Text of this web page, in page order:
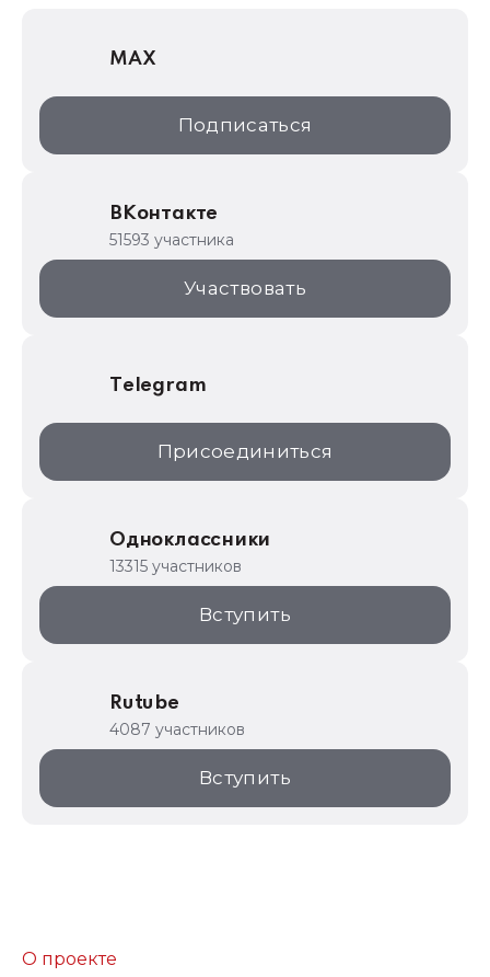
1С:Дистрибьюция
1С:Образование
ИТС.1C.ru
1С:Торговая площадка
MAX
Подписаться
ВКонтакте
51593 участника
Участвовать
Telegram
Присоединиться
Одноклассники
13315 участников
Вступить
Rutube
4087 участников
Вступить
О проекте